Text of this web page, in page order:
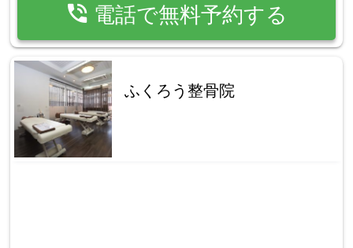
phone_in_talk 電話で無料予約する
ふくろう整骨院